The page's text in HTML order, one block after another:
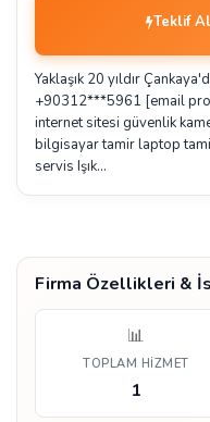
Teklif Al
Yaklaşık 20 yıldır
+90312***5961 [email
internet sitesi güvenlik
bilgisayar tamir laptop
servis Işık…
Firma Özellikleri &
📊
TOPLAM HIZMET
1